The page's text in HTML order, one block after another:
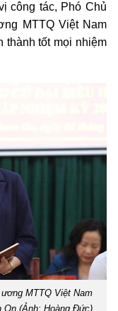
công tác, Phó Chủ
MTTQ Việt Nam
thành tốt mọi nhiệm
MTTQ Việt Nam
(Ảnh: Hoàng Đức).